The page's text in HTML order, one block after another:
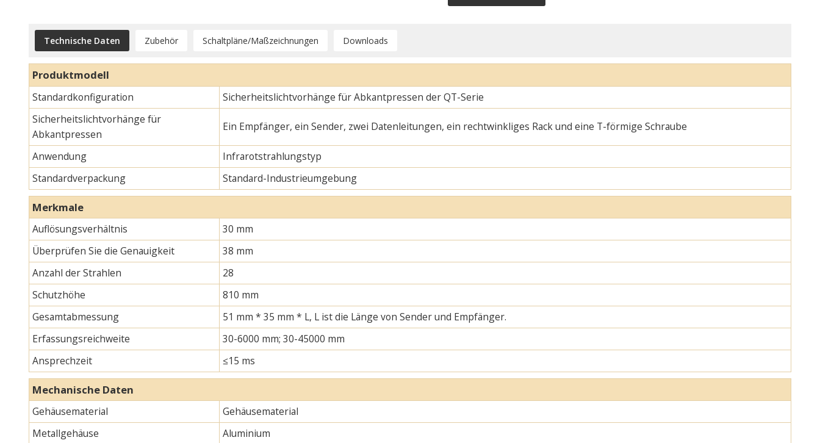
Technische Daten Zubehör Schaltpläne/Maßzeichnungen Downloads
Produktmodell
Standardkonfiguration
Sicherheitslichtvorhänge für Abkantpressen der QT-Serie
Sicherheitslichtvorhänge für
Abkantpressen
Ein Empfänger, ein Sender, zwei Datenleitungen, ein rechtwinkliges Rack und eine T-förmige Schraube
Anwendung
Infrarotstrahlungstyp
Standardverpackung
Standard-Industrieumgebung
Merkmale
Auflösungsverhältnis
30 mm
Überprüfen Sie die Genauigkeit
38 mm
Anzahl der Strahlen
28
Schutzhöhe
810 mm
Gesamtabmessung
51 mm * 35 mm * L, L ist die Länge von Sender und Empfänger.
Erfassungsreichweite
30-6000 mm; 30-45000 mm
Ansprechzeit
≤15 ms
Mechanische Daten
Gehäusematerial
Gehäusematerial
Metallgehäuse
Aluminium